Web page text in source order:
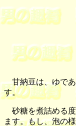
甘納豆は、ゆであ
す。
砂糖を煮詰める度
ます。もし、泡の